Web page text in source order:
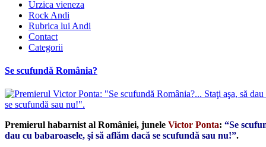
Urzica vieneza
Rock Andi
Rubrica lui Andi
Contact
Categorii
Se scufundă România?
Premierul habarnist al României, junele Victor Ponta: “Se
dau cu babaroasele, şi să aflăm dacă se scufundă sau nu!”.